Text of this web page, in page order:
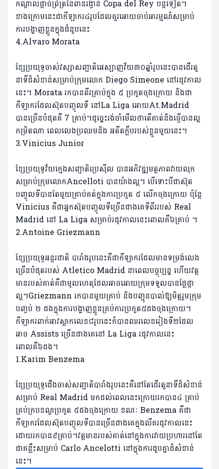
កណ្តាលផ្តាច់ព្រ័ត្រនៃពានរង្វាន់ Copa del Rey បន្តទៀត។
ខាងក្រោមនេះជា​កីឡាករ​៤​រូប​ដែល​គួរអោយចាប់អារម្មណ៏សម្រាប់
ការបង្ហាញខ្លួនក្នុងជំនួបនេះ
4.Alvaro Morata
ខ្សែប្រយុទ្ធចាស់វស្សាសញ្ជាតិអេស្បាញវ័យ៣០ឆ្នាំរូបនេះបានដើរតួ
នាទីដ៏សំខាន់សម្រាប់ក្រុមលោក Diego Simeone នៅរដូវកាល
នេះ។ Morata រកបានពីរគ្រាប់ក្នុង ៥ ប្រកួតចុងក្រោយ និងជា
កីឡាករដែលស៊ុតបញ្ចូលទី នៅLa Liga អោយAt.Madrid
បានច្រើនបំផុតគឺ 7 គ្រាប់។ដូច្នេះរង់ចាំមើលថាតើគាត់និងធ្វើបានល្អ
កម្រិតណា ពេលលេងប្រឈមនិង អតីតក្លឹបរបស់ខ្លួនមួយនេះ។
3.Vinicius Junior
ខ្សែប្រយុទ្ធវ័យក្មេងសញ្ជាតិប្រេស៊ីល បានអភិវឌ្ឍមត្ថភាពវាយលុក
សម្រាប់ក្រុមលោកAncelloti បានយ៉ាងល្អ។ បើទោះបីជាស៊ុត
បញ្ចូលទីបានតែមួយគ្រាប់គត់ក្នុងការប្រកួត ៥ លើកចុងក្រោយ ប៉ុន្តែ
Vinicius គឺជាអ្នកស៊ុតបញ្ចូលទីច្រើនជាងគេទីពីររបស់ Real
Madrid នៅ La Liga សម្រាប់រដូវកាលនេះពោលគឺ៦គ្រាប់ ។
2.Antoine Griezmann
ខ្សែប្រយុទ្ធអន្តរជាតិ បារាំងរូបនេះគឺជាកីឡាករដែលមានទម្រង់លេង
ច្រើនបំផុតរបស់ Atletico Madrid នាពេលបច្ចុប្បន្ន ហើយវត្ត
មានរបស់គាត់គឺជាមូលហេតុដែលអាចអោយក្រុមទទួលបានផ្លែផ្កា
ល្អ។Griezmann រកបានមួយគ្រាប់ និងបញ្ជូនបាល់ឱ្យមិត្តរួមក្រុម
បញ្ចប់ ២ ដងក្នុងការបង្ហាញខ្លួនគ្រប់ការប្រកួត៥ដងចុងក្រោយ។
កីឡាករពាក់អាវស្លាកលេខ៨រូបនេះក៏បានឈរលេខរៀងទី២ដែល
អាច Assists ច្រើនជាងគេនៅ La Liga រដូវកាលនេះ
ពោលគឺ៦ដង។
1.Karim Benzema
ខ្សែប្រយុទ្ធជើងចាស់សញ្ជាតិបារាំងរូបនេះគឺនៅតែដើរតួនាទីដ៏សំខាន់
សម្រាប់ Real Madrid មកដល់ពេលនេះក្រោយរកបាន៤ គ្រាប់
គ្រប់ក្របខណ្ឌប្រកួត ៥ដងចុងក្រោយ ខណៈ Benzema គឺជា
កីឡាករដែលស៊ុតបញ្ចូលទីបានច្រើនជាងគេក្នុងលីគរដូវកាលនេះ
ដោយរកបាន៩គ្រាប់។វត្តមានរបស់គាត់នៅក្នុងការវាយប្រហារនៅតែ
ជាគន្លឹះសម្រាប់ Carlo Ancelotti នៅក្នុងការជួបគ្នាដ៏សំខាន់
នេះ។